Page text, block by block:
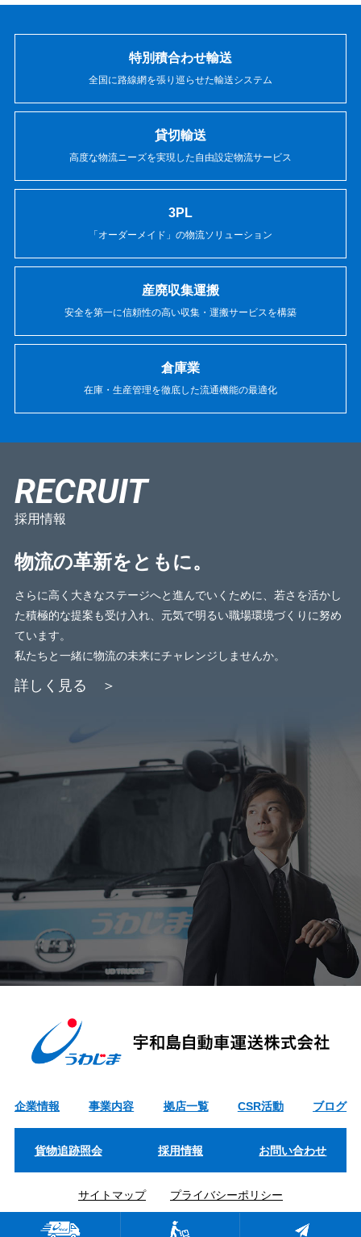
特別積合わせ輸送
全国に路線網を張り巡らせた輸送システム
貸切輸送
高度な物流ニーズを実現した自由設定物流サービス
3PL
「オーダーメイド」の物流ソリューション
産廃収集運搬
安全を第一に信頼性の高い収集・運搬サービスを構築
倉庫業
在庫・生産管理を徹底した流通機能の最適化
RECRUIT
採用情報
物流の革新をともに。
さらに高く大きなステージへと進んでいくために、 若さを活かし
た積極的な提案も受け入れ、 元気で明るい職場環境づくりに努め
ています。
私たちと一緒に物流の未来にチャレンジしませんか。
詳しく見る ＞
企業情報 事業内容 拠店一覧 CSR活動 ブログ
貨物追跡照会 採用情報 お問い合わせ
サイトマップ プライバシーポリシー